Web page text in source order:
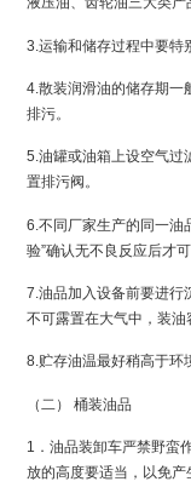
3.运输和储存过程中要特
4.散装润滑油的储存期一
排污。
5.油罐或油箱上设空气过
置排污阀。
6.不同厂家生产的同一油
验”确认无不良反应后才可
7.油品加入设备前要进行
不可露置在大气中，装油
8.贮存油温最好稍高于环
（二） 桶装油品
1．油品装卸车严禁野蛮
放的高度要适当，以免产